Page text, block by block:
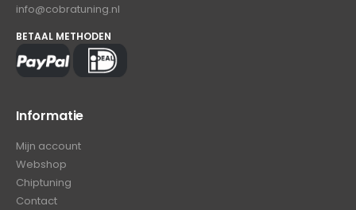
info@cobratuning.nl
BETAAL METHODEN
Informatie
Mijn account
Webshop
Chiptuning
Contact